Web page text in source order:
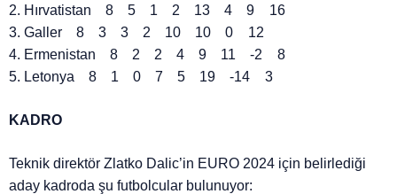
2. Hırvatistan 8 5 1 2 13 4 9 16
3. Galler 8 3 3 2 10 10 0 12
4. Ermenistan 8 2 2 4 9 11 -2 8
5. Letonya 8 1 0 7 5 19 -14 3
KADRO
Teknik direktör Zlatko Dalic’in EURO 2024 için belirlediği
aday kadroda şu futbolcular bulunuyor: